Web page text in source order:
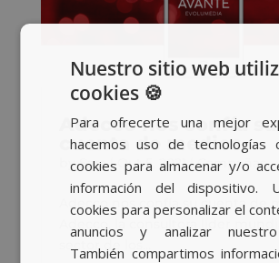
Adecco nos confía su
cuenta de medios
bySara| Out 5, 2021|Campañas
Adecco nos confía su cuenta de
Adecco, la consultora líder
sector de los...
Nuestro sitio web
cookies 🍪
Para ofrecerte una mejor
hacemos uso de tecnologías
cookies para almacenar y/o
información del dispositivo.
cookies para personalizar el
anuncios y analizar
También compartimos